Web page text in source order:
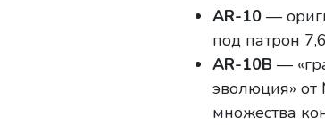
AR-10—
под патрон
AR-10B —
эволюция» от
множества